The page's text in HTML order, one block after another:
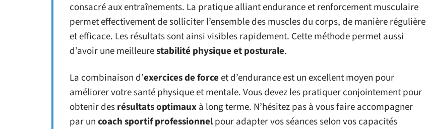
consacré aux entraînements. La pratique alliant endurance et renforcement musculaire
permet effectivement de solliciter l’ensemble des muscles du corps, de manière régulière
et efficace. Les résultats sont ainsi visibles rapidement. Cette méthode permet aussi
d’avoir une meilleurestabilité physique et posturale.
La combinaison d’exercices de forceet d’endurance est un excellent moyen pour
améliorer votre santé physique et mentale. Vous devez les pratiquer conjointement pour
obtenir desrésultats optimauxà long terme. N’hésitez pas à vous faire accompagner
par uncoach sportif professionnelpour adapter vos séances selon vos capacités